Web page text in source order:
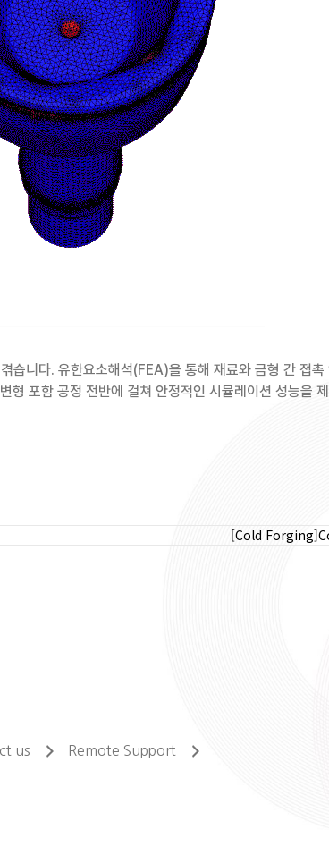
다. 유한요소해석(FEA)을 통해 재료와 금형 간 접촉
함 공정 전반에 걸쳐 안정적인 시뮬레이션 성능을
[Cold
us Remote Support